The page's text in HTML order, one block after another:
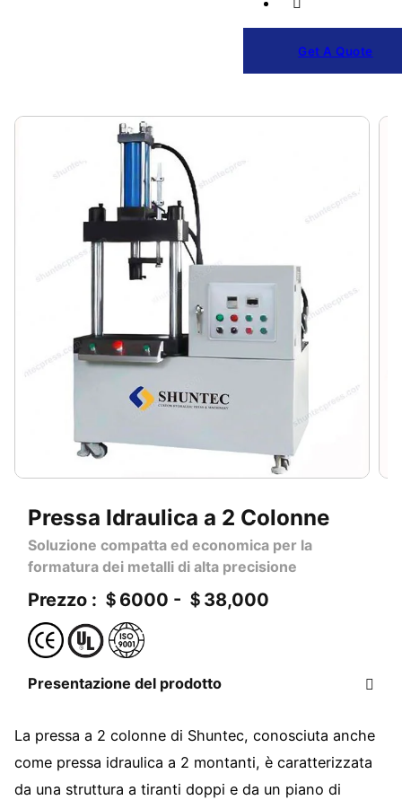
Get A Quote
Pressa Idraulica a 2 Colonne
Soluzione compatta ed economica per la
formatura dei metalli di alta precisione
Prezzo : ＄6000 - ＄38,000
Presentazione del prodotto
La pressa a 2 colonne di Shuntec, conosciuta anche
come pressa idraulica a 2 montanti, è caratterizzata
da una struttura a tiranti doppi e da un piano di